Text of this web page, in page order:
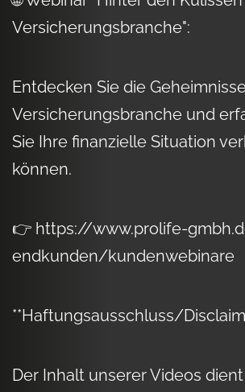
Versicherungsbranche":
Entdecken Sie die
Versicherungsbranche und
Sie Ihre finanzielle Situation
können.
👉 https://www.prolife-
endkunden/kundenwebinare
**Haftungsausschluss/
Der Inhalt unserer Videos